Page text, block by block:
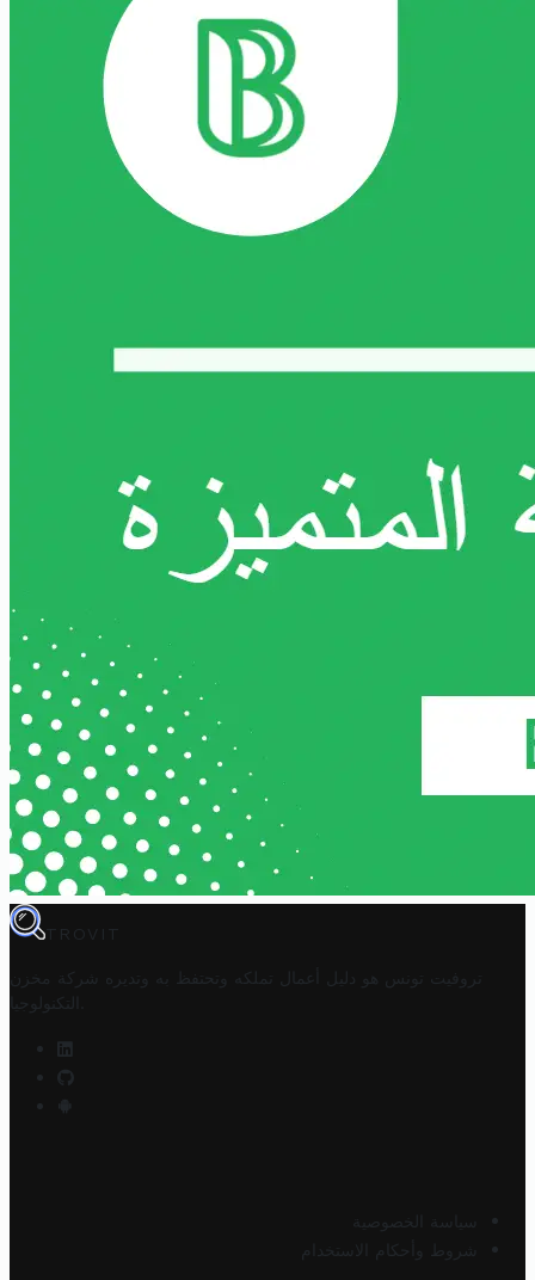
TROVIT
تروفيت تونس هو دليل أعمال تملكه وتحتفظ به وتديره
شركة مخزن
التكنولوجيا
سياسة الخصوصية
شروط وأحكام الاستخدام